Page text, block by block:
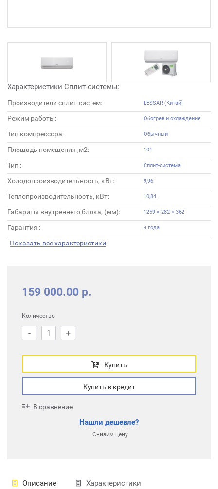
Характеристики Сплит-системы:
Производители сплит-систем: LESSAR (Китай)
Режим работы: Обогрев и охлаждение
Тип компрессора: Обычный
Площадь помещения ,м2: 101
Тип : Сплит-система
Холодопроизводительность, кВт: 9,96
Теплопроизводительность, кВт: 10,84
Габариты внутреннего блока, (мм): 1259 × 282 × 362
Гарантия : 4 года
Показать все характеристики
159 000.00 р.
Количество
- +
Купить
Купить в кредит
В сравнение
Нашли дешевле?
Снизим цену
Описание Характеристики